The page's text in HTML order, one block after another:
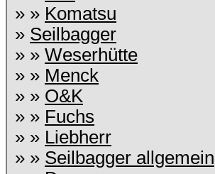
» » Komatsu
» Seilbagger
» » Weserhütte
» » Menck
» » O&K
» » Fuchs
» » Liebherr
» » Seilbagger allgemein